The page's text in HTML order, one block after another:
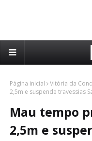
Página inicial Vitória da
2,5m e suspende travessias
Mau tempo
2,5m e